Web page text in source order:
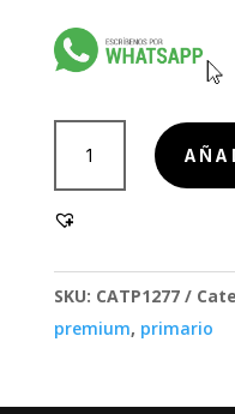
904000-
cantidad
SKU: CATP1277
premium, primario